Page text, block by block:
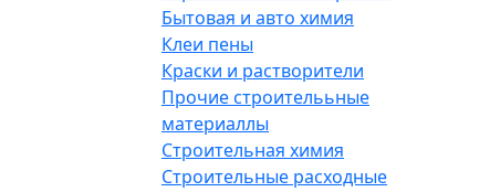
Бытовая и авто химия
Клеи пены
Краски и растворители
Прочие строителььные
материаллы
Строительная химия
Строительные расходные